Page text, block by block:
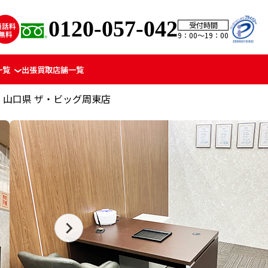
0120-057-042
受付時間
9：00〜19：00
覧 出張買取店舗一覧
山口県 ザ・ビッグ周東店